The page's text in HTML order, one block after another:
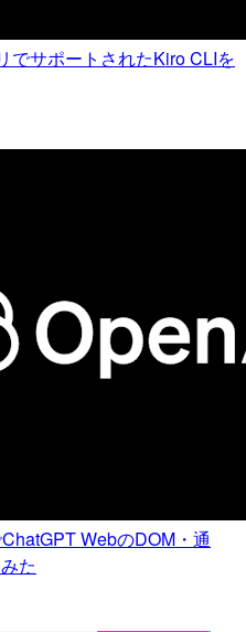
でサポートされたKiro CLIを
WebのDOM・通
た